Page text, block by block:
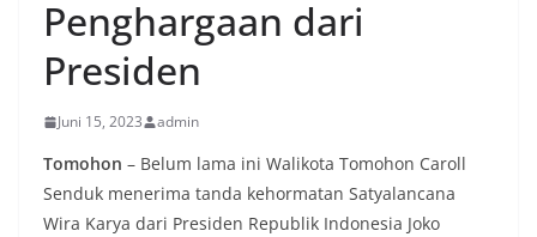
Penghargaan dari
Presiden
Juni 15, 2023 admin
Tomohon – Belum lama ini Walikota Tomohon Caroll
Senduk menerima tanda kehormatan Satyalancana
Wira Karya dari Presiden Republik Indonesia Joko